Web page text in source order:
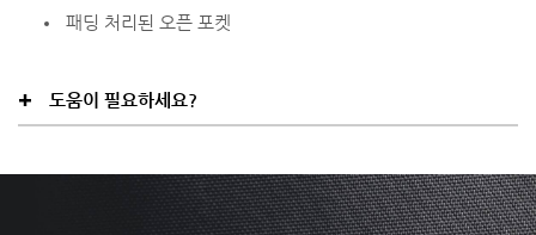
패딩 처리된 오픈 포켓
도움이 필요하세요?